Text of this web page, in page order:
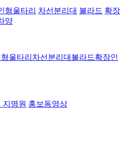
형울타리 차선분리대 볼라드 확장
양
울타리 차선분리대 볼라드확장인
지명원 홍보동영상